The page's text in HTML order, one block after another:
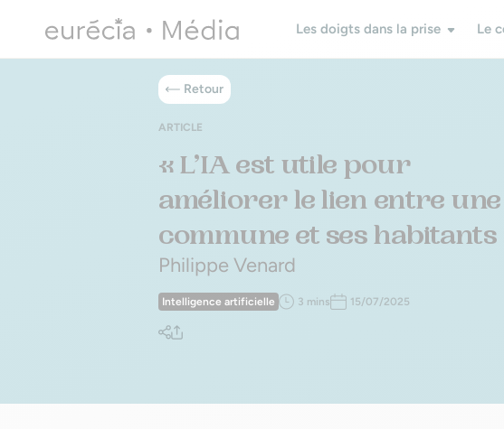
Les doigts dans la prise Le
Retour
ARTICLE
« L’IA est utile pour
améliorer le lien entre une
commune et ses habitants
Philippe Venard
Intelligence artificielle 3 mins 15/07/2025